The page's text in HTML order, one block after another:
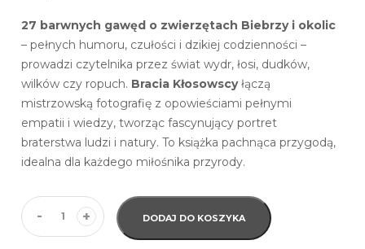
27 barwnych gawęd o zwierzętach Biebrzy i okolic
– pełnych humoru, czułości i dzikiej codzienności –
prowadzi czytelnika przez świat wydr, łosi, dudków,
wilków czy ropuch. Bracia Kłosowscyłączą
mistrzowską fotografię z opowieściami pełnymi
empatii i wiedzy, tworząc fascynujący portret
braterstwa ludzi i natury. To książka pachnąca przygodą,
idealna dla każdego miłośnika przyrody.
- + DODAJ DO KOSZYKA